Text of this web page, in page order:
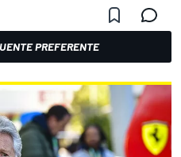
PREFERENTE